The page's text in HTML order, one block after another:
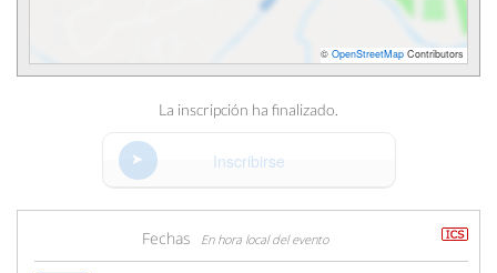
© OpenStreetMap Contributors
La inscripción ha finalizado.
Inscribirse
Fechas En hora local del evento